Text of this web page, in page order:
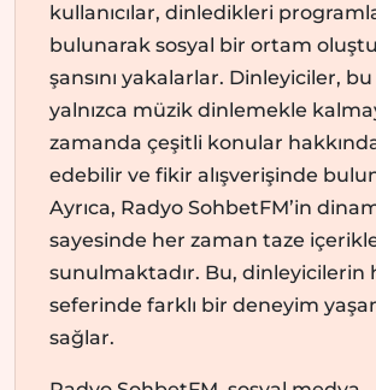
kullanıcılar, dinledikleri
bulunarak sosyal bir ortam
şansını yakalarlar. Dinleyiciler,
yalnızca müzik dinlemekle
zamanda çeşitli konular
edebilir ve fikir alışverişinde
Ayrıca, Radyo SohbetFM’in
sayesinde her zaman taze
sunulmaktadır. Bu, dinleyicilerin
seferinde farklı bir deneyim
sağlar.